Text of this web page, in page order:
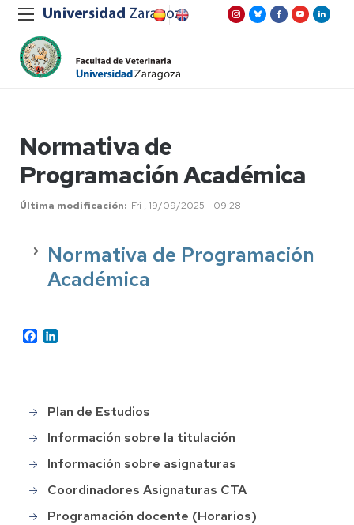
Normativa de
Programación Académica
Última modificación Fri , 19/09/2025 - 09:28
Normativa de Programación
Académica
Facebook
Grado
en
CTA
Plan de Estudios
Información sobre la titulación
Información sobre asignaturas
Coordinadores Asignaturas CTA
Programación docente (Horarios)